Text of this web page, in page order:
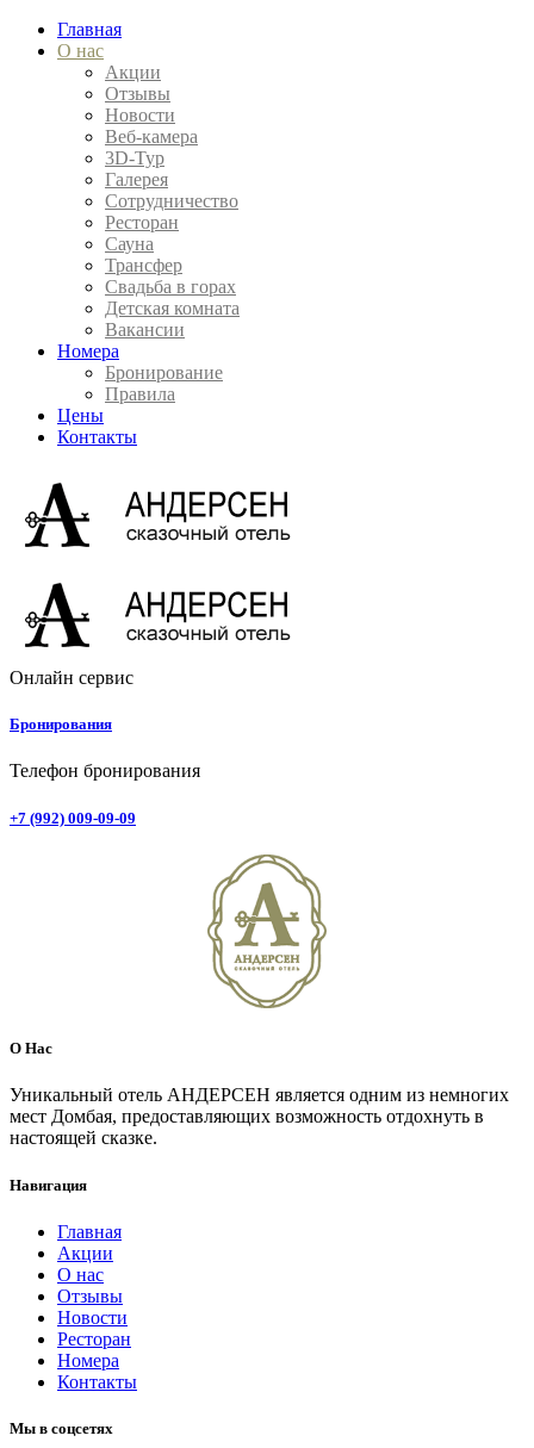
Главная
О нас
Акции
Отзывы
Новости
Веб-камера
3D-Тур
Галерея
Сотрудничество
Ресторан
Сауна
Трансфер
Свадьба в горах
Детская комната
Вакансии
Номера
Бронирование
Правила
Цены
Контакты
Онлайн сервис
Бронирования
Телефон бронирования
+7 (992) 009-09-09
О Нас
Уникальный отель АНДЕРСЕН является одним из немногих
мест Домбая, предоставляющих возможность отдохнуть в
настоящей сказке.
Навигация
Главная
Акции
О нас
Отзывы
Новости
Ресторан
Номера
Контакты
Мы в соцсетях